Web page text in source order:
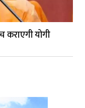
कराएगी योगी